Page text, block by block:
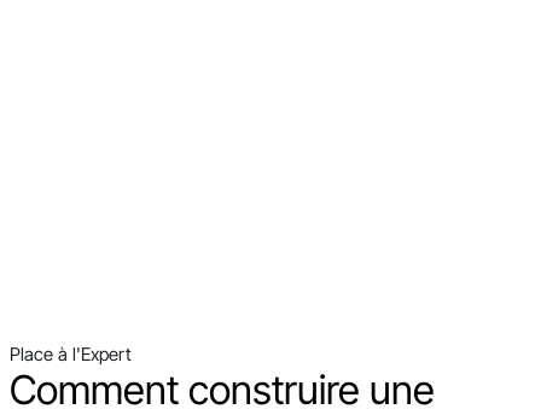
Place à l'Expert
Comment construire une